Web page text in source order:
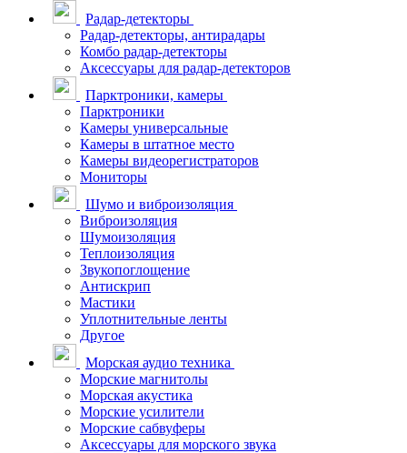
Радар-детекторы
Радар-детекторы, антирадары
Комбо радар-детекторы
Аксессуары для радар-детекторов
Парктроники, камеры
Парктроники
Камеры универсальные
Камеры в штатное место
Камеры видеорегистраторов
Мониторы
Шумо и виброизоляция
Виброизоляция
Шумоизоляция
Теплоизоляция
Звукопоглощение
Антискрип
Мастики
Уплотнительные ленты
Другое
Морская аудио техника
Морские магнитолы
Морская акустика
Морские усилители
Морские сабвуферы
Аксессуары для морского звука